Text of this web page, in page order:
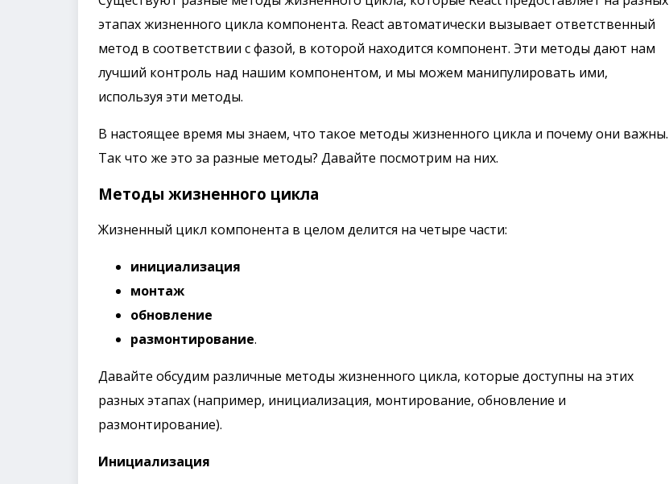
этапах жизненного цикла компонента. React автоматически вызывает ответственный
метод в соответствии с фазой, в которой находится компонент. Эти методы дают нам
лучший контроль над нашим компонентом, и мы можем манипулировать ими,
используя эти методы.
В настоящее время мы знаем, что такое методы жизненного цикла и почему они важны.
Так что же это за разные методы? Давайте посмотрим на них.
Методы жизненного цикла
Жизненный цикл компонента в целом делится на четыре части:
инициализация
монтаж
обновление
размонтирование.
Давайте обсудим различные методы жизненного цикла, которые доступны на этих
разных этапах (например, инициализация, монтирование, обновление и
размонтирование).
Инициализация